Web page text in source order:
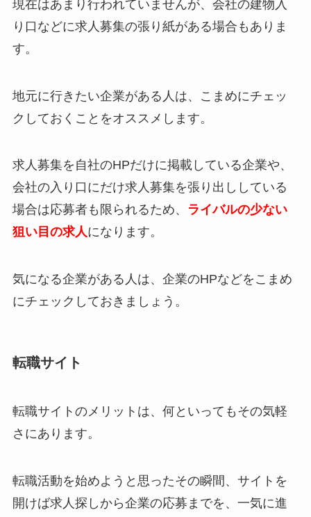
現在はあまり行われていませんが、会社の建物入
り口などに求人募集の張り紙がある場合もありま
す。
地元に行きたい企業がある人は、こまめにチェッ
クしておくことをオススメします。
求人募集を自社のHPだけに掲載している企業や、
会社の入り口にだけ求人募集を張り出ししている
場合は応募者も限られるため、
ライバルの少ない
狙い目の求人になります。
気になる企業がある人は、企業のHPなどをこまめ
にチェックしておきましょう。
転職サイト
転職サイトのメリットは、何といってもその気軽
さにあります。
転職活動を始めようと思ったその瞬間、サイトを
開けば求人探しから企業の応募までを、一気に進